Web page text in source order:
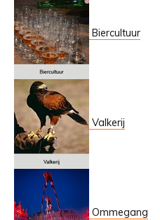
Biercultuur
Valkerij
Ommegang